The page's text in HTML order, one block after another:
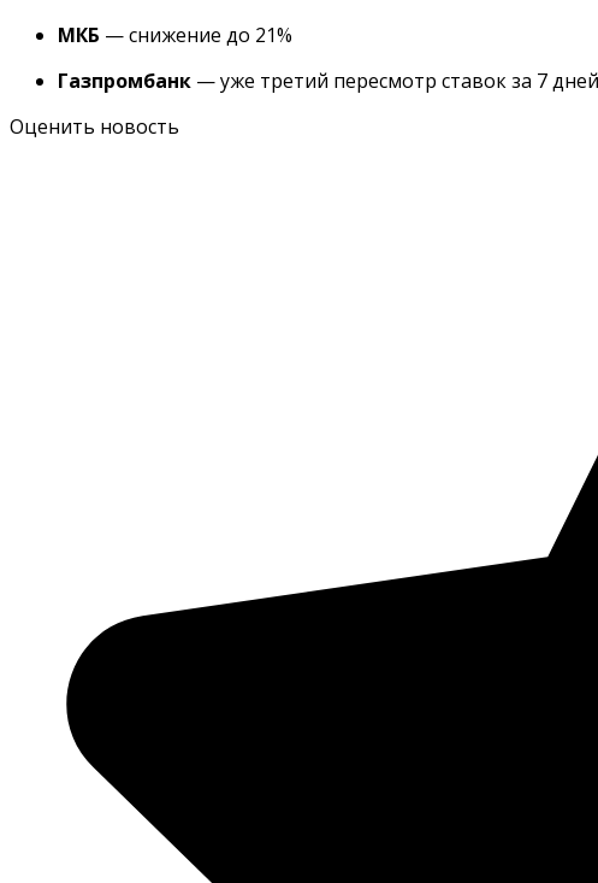
МКБ — снижение до 21%
Газпромбанк — уже третий пересмотр ставок за 7 дней
Оценить новость